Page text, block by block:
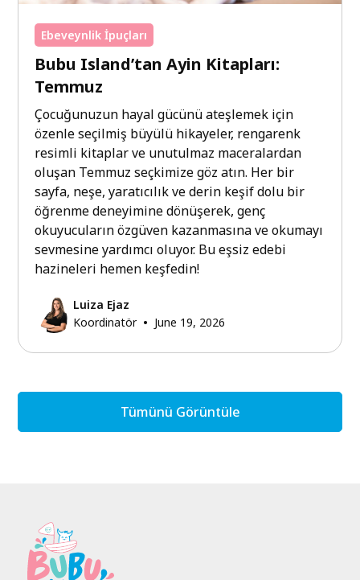
Ebeveynlik İpuçları
Bubu Island’tan Ayin Kitapları:
Temmuz
Çocuğunuzun hayal gücünü ateşlemek için
özenle seçilmiş büyülü hikayeler, rengarenk
resimli kitaplar ve unutulmaz maceralardan
oluşan Temmuz seçkimize göz atın. Her bir
sayfa, neşe, yaratıcılık ve derin keşif dolu bir
öğrenme deneyimine dönüşerek, genç
okuyucuların özgüven kazanmasına ve okumayı
sevmesine yardımcı oluyor. Bu eşsiz edebi
hazineleri hemen keşfedin!
Luiza Ejaz
Koordinatör • June 19, 2026
Tümünü Görüntüle